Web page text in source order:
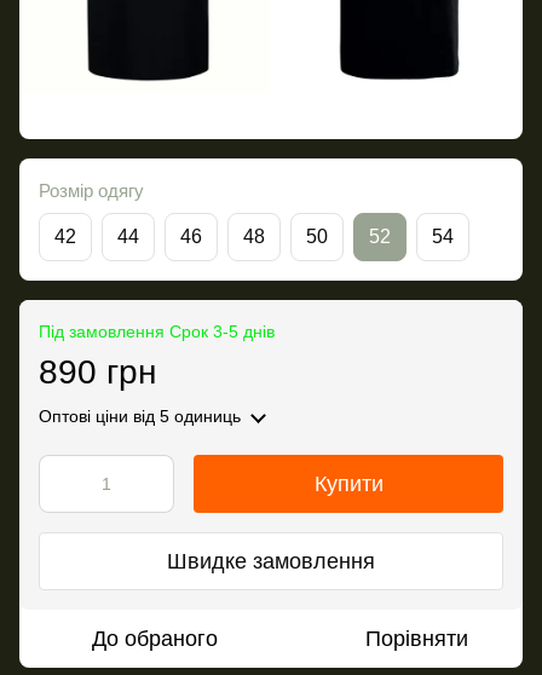
Розмір одягу
42 44 46 48 50 52 54
Під замовлення Срок 3-5 днів
890 грн
Оптові ціни від 5 одиниць
Купити
Швидке замовлення
До обраного Порівняти